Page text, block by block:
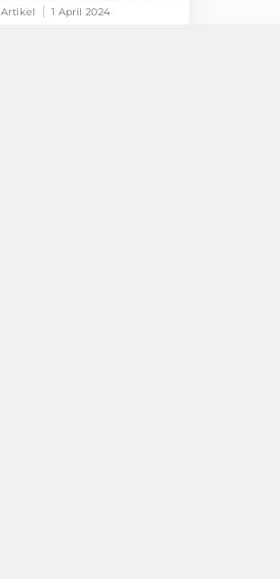
Gilga Sahid
Artikel 1 April 2024